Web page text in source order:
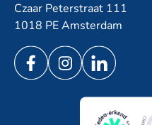
Czaar Peterstraat 111
1018 PE Amsterdam